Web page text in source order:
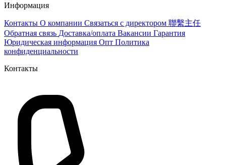
Информация
Контакты О компании Связаться с директором 聯繫主任
Обратная связь Доставка/оплата Вакансии Гарантия
Юридическая информация Опт Политика
конфиденциальности
Контакты